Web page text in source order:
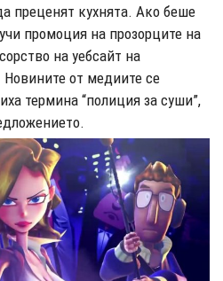
преценят кухнята. Ако беше
промоция на прозорците на
на уебсайт на
Новините от медиите се
термина “полиция за суши”,